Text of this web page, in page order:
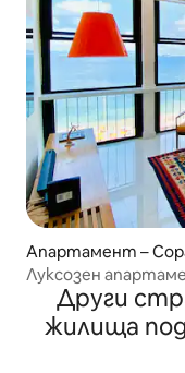
Апартамент –
Луксозен
Копакабана
Други
жилища